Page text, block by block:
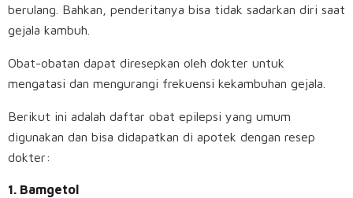
berulang. Bahkan, penderitanya bisa tidak sadarkan diri saat
gejala kambuh.
Obat-obatan dapat diresepkan oleh dokter untuk
mengatasi dan mengurangi frekuensi kekambuhan gejala.
Berikut ini adalah daftar obat epilepsi yang umum
digunakan dan bisa didapatkan di apotek dengan resep
dokter:
1. Bamgetol